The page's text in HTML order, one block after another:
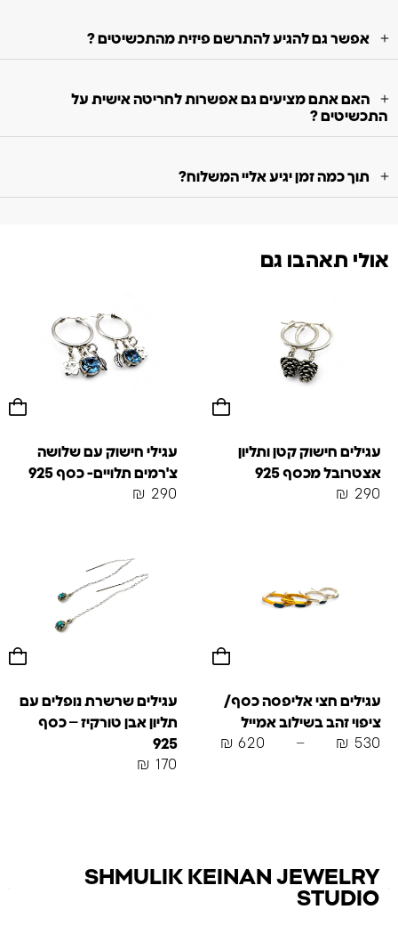
אפשר גם להגיע להתרשם פיזית מהתכשיטים ?
האם אתם מציעים גם אפשרות לחריטה אישית על
התכשיטים ?
תוך כמה זמן יגיע אליי המשלוח?
אולי תאהבו גם
עגילים חישוק קטן ותליון
אצטרובל מכסף 925
₪ 290
עגילי חישוק עם שלושה
צ'רמים תלויים- כסף 925
₪ 290
עגילים חצי אליפסה כסף/
ציפוי זהב בשילוב אמייל
₪ 530
–
₪ 620
עגילים שרשרת נופלים עם
תליון אבן טורקיז – כסף
925
₪ 170
SHMULIK KEINAN JEWELRY
STUDIO